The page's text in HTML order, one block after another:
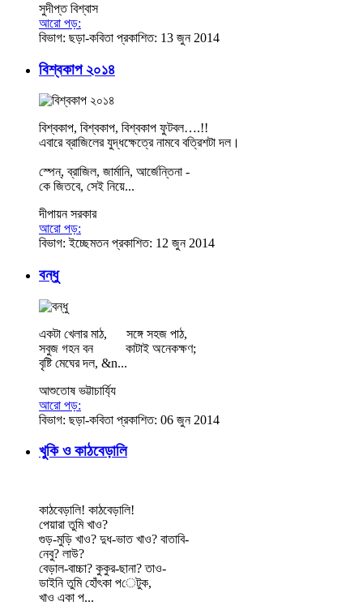
সুদীপ্ত বিশ্বাস
আরো পড়:
বিভাগ: ছড়া-কবিতা প্রকাশিত: 13 জুন 2014
বিশ্বকাপ ২০১৪
বিশ্বকাপ, বিশ্বকাপ, বিশ্বকাপ ফুটবল….!!
এবারে ব্রাজিলের যুদ্ধক্ষেত্রে নামবে বত্রিশটা দল।
স্পেন্, ব্রাজিল, জার্মানি, আর্জেন্তিনা -
কে জিতবে, সেই নিয়ে...
দীপায়ন সরকার
আরো পড়:
বিভাগ:ইচ্ছেমতন প্রকাশিত: 12 জুন 2014
বন্ধু
একটা খেলার মাঠ, সঙ্গে সহজ পাঠ,
সবুজ গহন বন কাটাই অনেকক্ষণ;
বৃষ্টি মেঘের দল, &n...
আশুতোষ ভট্টাচার্য্যি
আরো পড়:
বিভাগ: ছড়া-কবিতা প্রকাশিত: 06 জুন 2014
খুকি ও কাঠবেড়ালি
কাঠবেড়ালি! কাঠবেড়ালি!
পেয়ারা তুমি খাও?
গুড়-মুড়ি খাও? দুধ-ভাত খাও? বাতাবি-
নেবু? লাউ?
বেড়াল-বাচ্চা? কুকুর-ছানা? তাও-
ডাইনি তুমি হোঁৎকা পেটুক,
খাও একা প...